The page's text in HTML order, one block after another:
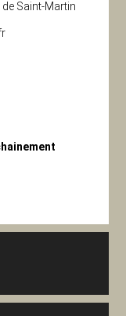
Saint-Martin